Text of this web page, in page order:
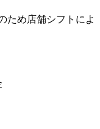
ため店舗シフトによ